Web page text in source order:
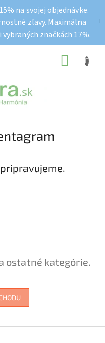
na svojej objednávke.
zľavy. Maximálna
značkách 17%.
ostatné kategórie.